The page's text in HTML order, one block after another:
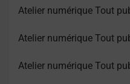
Atelier numérique Tout
Atelier numérique Tout
Atelier numérique Tout